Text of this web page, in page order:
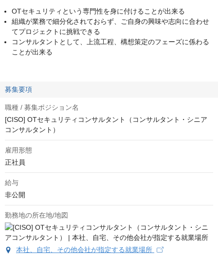
OTセキュリティという専門性を身に付けることが出来る
組織が業務で細分化されておらず、ご自身の興味や志向に合わせ
てプロジェクトに挑戦できる
コンサルタントとして、上流工程、構想策定のフェーズに係わる
ことが出来る
募集要項
職種 / 募集ポジション名
[CISO] OTセキュリティコンサルタント（コンサルタント・シニア
コンサルタント）
雇用形態
正社員
給与
非公開
勤務地の所在地/地図
本社、自宅、その他会社が指定する就業場所